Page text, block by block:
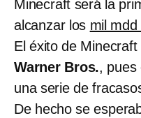
Minecraft será la
alcanzar los mil
El éxito de
Warner Bros., pues
una serie de
De hecho se